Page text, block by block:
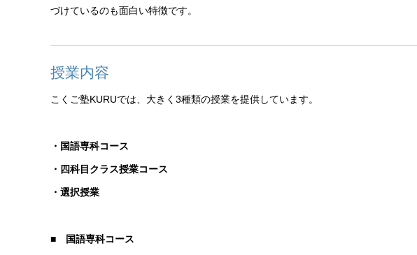
づけているのも面白い特徴です。
授業内容
こくご塾KURUでは、大きく3種類の授業を提供しています。
・国語専科コース
・四科目クラス授業コース
・選択授業
■ 国語専科コース